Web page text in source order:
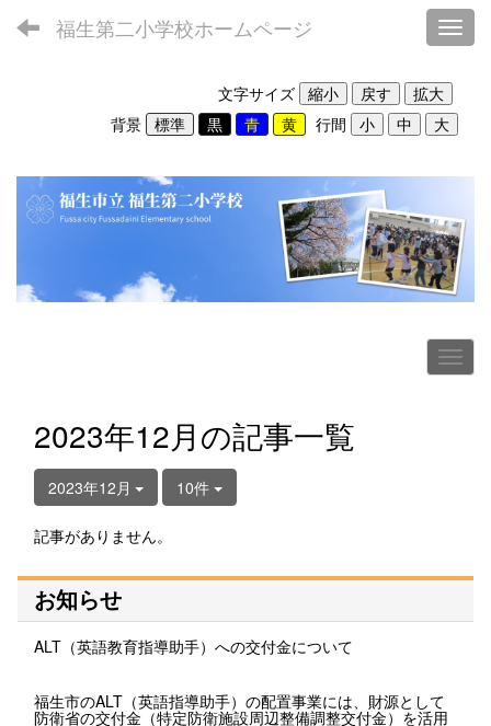
福生第二小学校ホームページ
文字サイズ
背景
行間
2023年12月の記事一覧
2023年12月 10件
記事がありません。
お知らせ
ALT（英語教育指導助手）への交付金について
福生市のALT（英語指導助手）の配置事業には、財源として
防衛省の交付金（特定防衛施設周辺整備調整交付金）を活用